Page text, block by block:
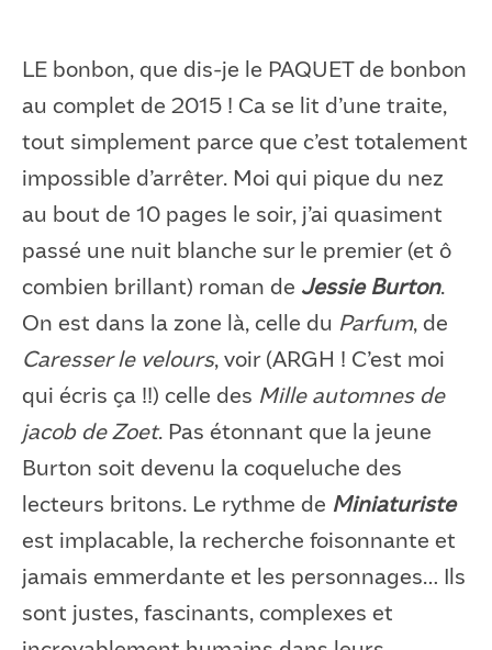
LE bonbon, que dis-je le PAQUET de bonbon
au complet de 2015 ! Ca se lit d’une traite,
tout simplement parce que c’est totalement
impossible d’arrêter. Moi qui pique du nez
au bout de 10 pages le soir, j’ai quasiment
passé une nuit blanche sur le premier (et ô
combien brillant) roman de Jessie Burton.
On est dans la zone là, celle du Parfum, de
Caresser le velours, voir (ARGH ! C’est moi
qui écris ça !!) celle des Mille automnes de
jacob de Zoet. Pas étonnant que la jeune
Burton soit devenu la coqueluche des
lecteurs britons. Le rythme de Miniaturiste
est implacable, la recherche foisonnante et
jamais emmerdante et les personnages… Ils
sont justes, fascinants, complexes et